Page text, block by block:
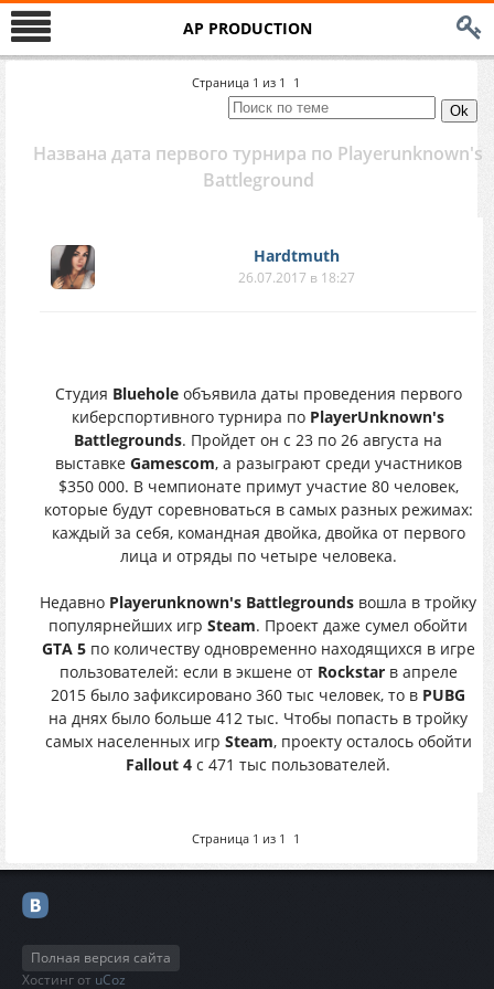
AP PRODUCTION
Страница 1 из 1 1
Названа дата первого турнира по Playerunknown's
Battleground
Hardtmuth
26.07.2017 в 18:27
Студия Blueholeобъявила даты проведения первого
киберспортивного турнира по PlayerUnknown's
Battlegrounds. Пройдет он с 23 по 26 августа на
выставке Gamescom, а разыграют среди участников
$350 000. В чемпионате примут участие 80 человек,
которые будут соревноваться в самых разных режимах:
каждый за себя, командная двойка, двойка от первого
лица и отряды по четыре человека.
Недавно Playerunknown's Battlegrounds вошла в тройку
популярнейших игр Steam. Проект даже сумел обойти
GTA 5по количеству одновременно находящихся в игре
пользователей: если в экшене от Rockstarв апреле
2015 было зафиксировано 360 тыс человек, то в PUBG
на днях было больше 412 тыс. Чтобы попасть в тройку
самых населенных игр Steam, проекту осталось обойти
Fallout 4 с 471 тыс пользователей.
Страница 1 из 1 1
Полная версия сайта
Хостинг от uCoz